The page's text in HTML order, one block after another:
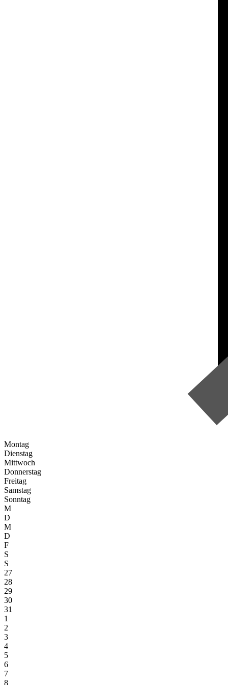
Montag
Dienstag
Mittwoch
Donnerstag
Freitag
Samstag
Sonntag
M
D
M
D
F
S
S
27
28
29
30
31
1
2
3
4
5
6
7
8